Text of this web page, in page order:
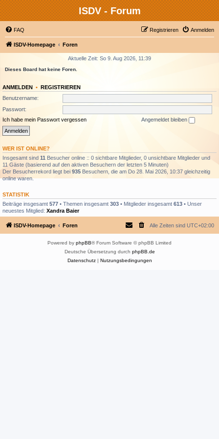
ISDV - Forum
FAQ Anmelden
Registrieren
ISDV-Homepage Foren
Aktuelle Zeit: So 9. Aug 2026, 11:39
Dieses Board hat keine Foren.
ANMELDEN • REGISTRIEREN
Benutzername:
Passwort:
Ich habe mein Passwort vergessen
Angemeldet bleiben
WER IST ONLINE?
Insgesamt sind 11 Besucher online :: 0 sichtbare Mitglieder, 0 unsichtbare Mitglieder und
11 Gäste (basierend auf den aktiven Besuchern der letzten 5 Minuten)
Der Besucherrekord liegt bei 935 Besuchern, die am Do 28. Mai 2026, 10:37 gleichzeitig
online waren.
STATISTIK
Beiträge insgesamt 577 • Themen insgesamt 303 • Mitglieder insgesamt 613 • Unser
neuestes Mitglied: Xandra Baier
ISDV-Homepage Foren Alle Zeiten sind UTC+02:00
Powered by phpBB® Forum Software © phpBB Limited
Deutsche Übersetzung durch phpBB.de
Datenschutz| Nutzungsbedingungen